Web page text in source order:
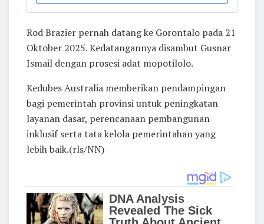
Rod Brazier pernah datang ke Gorontalo pada 21
Oktober 2025. Kedatangannya disambut Gusnar
Ismail dengan prosesi adat mopotilolo.
Kedubes Australia memberikan pendampingan
bagi pemerintah provinsi untuk peningkatan
layanan dasar, perencanaan pembangunan
inklusif serta tata kelola pemerintahan yang
lebih baik.(rls/NN)